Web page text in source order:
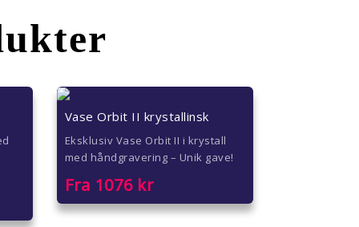
Vase Orbit II krystallinsk
Eksklusiv Vase Orbit II i krystall
med håndgravering – Unik gave!
Fra 1076kr